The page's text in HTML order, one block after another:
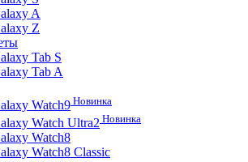
A
Z
Tab S
Tab A
Watch9 Новинка
Watch Ultra2 Новинка
Watch8
Watch8 Classic